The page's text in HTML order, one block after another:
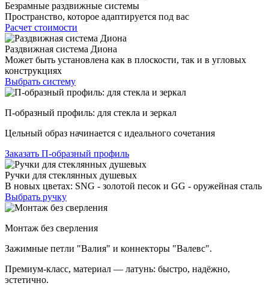
Безрамные раздвижные системы
Пространство, которое адаптируется под вас
Расчет стоимости
Раздвижная система Диона
Может быть установлена как в плоскости, так и в угловых
конструкциях
Выбрать систему
П-образный профиль: для стекла и зеркал
Цельный образ начинается с идеального сочетания
Заказать П-образный профиль
Ручки для стеклянных душевых
В новых цветах: SNG - золотой песок и GG - оружейная сталь
Выбрать ручку
Монтаж без сверления
Зажимные петли "Валия" и коннекторы "Валевс".
Премиум‑класс, материал — латунь: быстро, надёжно,
эстетично.